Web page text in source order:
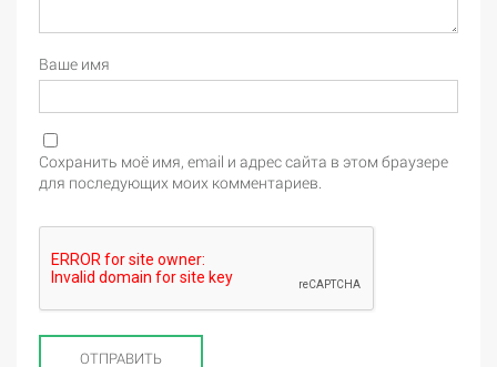
Ваше имя
Сохранить моё имя, email и адрес сайта в этом браузере
для последующих моих комментариев.